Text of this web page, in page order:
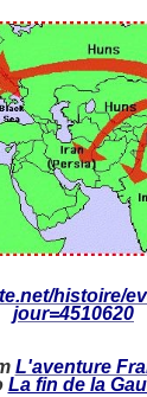
histoire/
jour=4510620
L'aventure
La fin de la